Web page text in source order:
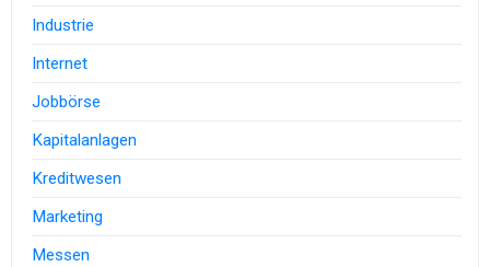
Industrie
Internet
Jobbörse
Kapitalanlagen
Kreditwesen
Marketing
Messen